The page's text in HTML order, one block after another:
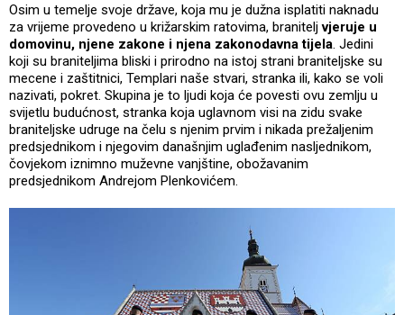
Osim u temelje svoje države, koja mu je dužna isplatiti naknadu
za vrijeme provedeno u križarskim ratovima, braniteljvjeruje u
domovinu, njene zakone i njena zakonodavna tijela. Jedini
koji su braniteljima bliski i prirodno na istoj strani braniteljske su
mecene i zaštitnici, Templari naše stvari, stranka ili, kako se voli
nazivati, pokret. Skupina je to ljudi koja će povesti ovu zemlju u
svijetlu budućnost, stranka koja uglavnom visi na zidu svake
braniteljske udruge na čelu s njenim prvim i nikada prežaljenim
predsjednikom i njegovim današnjim uglađenim nasljednikom,
čovjekom iznimno muževne vanjštine, obožavanim
predsjednikom Andrejom Plenkovićem.